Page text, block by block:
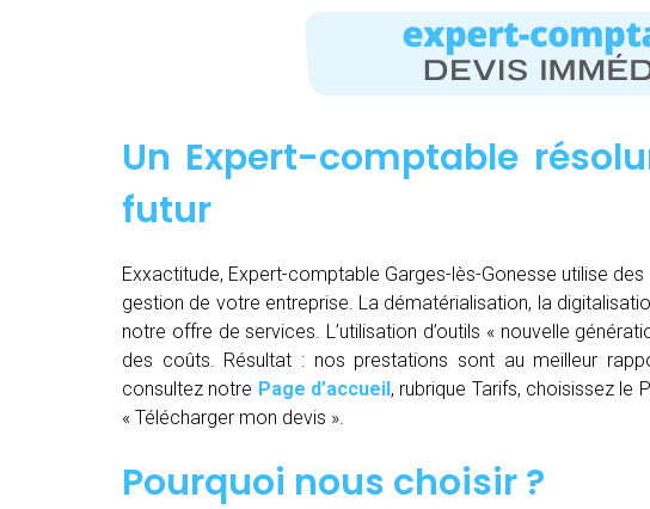
Un Expert-comptable
futur
Exxactitude, Expert-comptable Garges-lès-Gonesse utilise
gestion de votre entreprise. La dématérialisation, la
notre offre de services. L’utilisation d’outils « nouvelle
des coûts. Résultat : nos prestations sont au meilleur
consultez notre Page d’accueil, rubrique Tarifs, choisissez le
« Télécharger mon devis ».
Pourquoi nous choisir ?